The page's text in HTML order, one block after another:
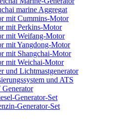
marine Aggregat
mit Cummins-Motor
mit Perkins-Motor
mit Weifang-Motor
mit Yangdong-Motor
mit Shangchai-Motor
mit Weichai-Motor
und Lichtmastgenerator
und ATS
Generator-Set
Generator-Set